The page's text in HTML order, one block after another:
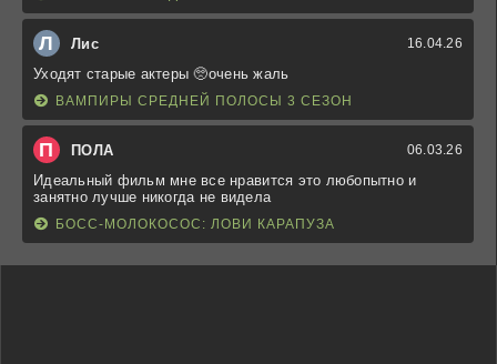
Л Лис 16.04.26
Уходят старые актеры 🥺очень жаль
ВАМПИРЫ СРЕДНЕЙ ПОЛОСЫ 3 СЕЗОН
П ПОЛА 06.03.26
Идеальный фильм мне все нравится это любопытно и
занятно лучше никогда не видела
БОСС-МОЛОКОСОС: ЛОВИ КАРАПУЗА